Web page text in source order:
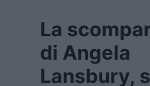
La
di Angela
Lansbury,